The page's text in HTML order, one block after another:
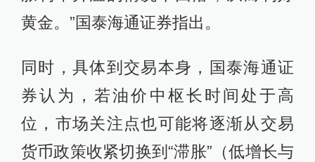
黄金。”国泰海通证券指出。
同时，具体到交易本身，国泰海通证
券认为，若油价中枢长时间处于高
位，市场关注点也可能将逐渐从交易
货币政策收紧切换到“滞胀”（低增长与